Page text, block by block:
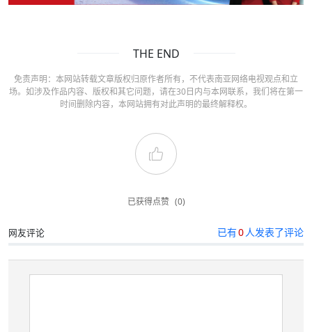
THE END
免责声明：本网站转载文章版权归原作者所有，不代表南亚网络电视观点和立
场。如涉及作品内容、版权和其它问题，请在30日内与本网联系，我们将在第一
时间删除内容，本网站拥有对此声明的最终解释权。
已获得点赞 (0)
网友评论 已有0 人发表了评论